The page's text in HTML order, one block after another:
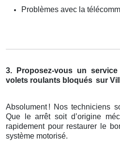
Problèmes avec la
3. Proposez-vous un
volets roulants bloqués sur
Absolument ! Nos techniciens
Que le arrêt soit d’origine mé
rapidement pour restaurer le
système motorisé.